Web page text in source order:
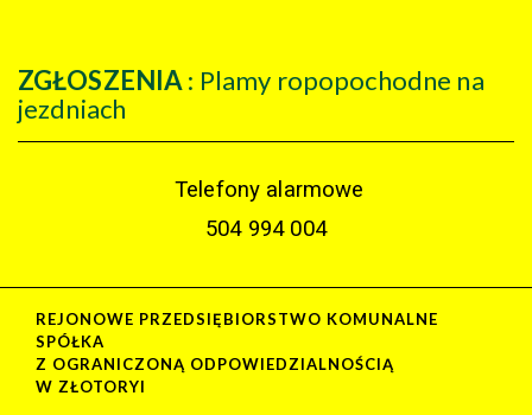
ZGŁOSZENIA : Plamy ropopochodne na
jezdniach
Telefony alarmowe
504 994 004
REJONOWE PRZEDSIĘBIORSTWO KOMUNALNE
SPÓŁKA
Z OGRANICZONĄ ODPOWIEDZIALNOŚCIĄ
W ZŁOTORYI